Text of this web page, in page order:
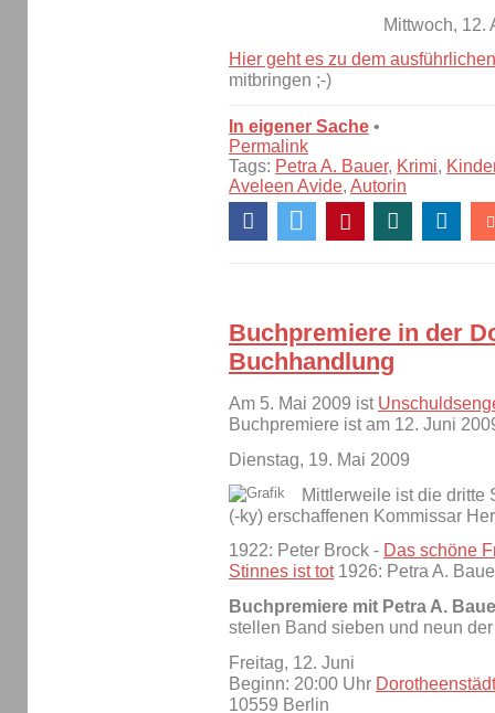
Mittwoch, 12.
Hier geht es zu dem
mitbringen ;-)
In eigener Sache •
Permalink
Tags: Petra A. Bauer, Krimi,
Aveleen Avide, Autorin
Buchpremiere in der
Buchhandlung
Am 5. Mai 2009 ist
Buchpremiere ist am 12. Juni
Dienstag, 19. Mai 2009
Mittlerweile ist die dritte
(-ky) erschaffenen Kommissar
1922: Peter Brock - Das schöne
Stinnes ist tot1926: Petra A.
Buchpremiere mit Petra A.
stellen Band sieben und neun
Freitag, 12. Juni
Beginn: 20:00 Uhr
10559 Berlin